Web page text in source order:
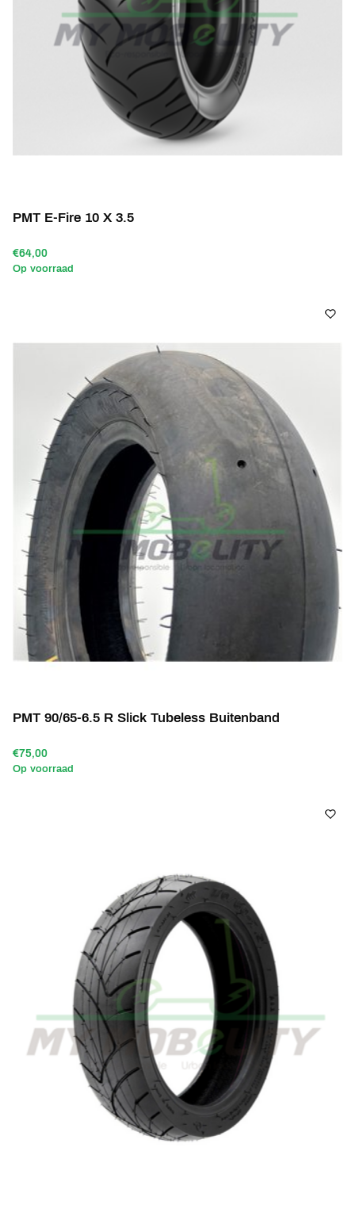
PMT E-Fire 10 X 3.5
€64,00
Op voorraad
PMT 90/65-6.5 R Slick Tubeless Buitenband
€75,00
Op voorraad